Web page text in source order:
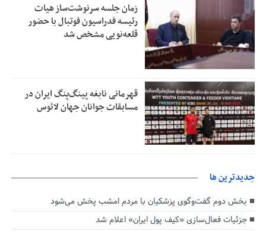
زمان جلسه سرنوشت‌ساز هیات
رئیسه فدراسیون فوتبال با حضور
قلعه‌نویی مشخص شد
قهرمانی نابغه پینگ‌پنگ ایران در
مسابقات جوانان جهان لائوس
جديدترين ها
بخش دوم گفت‌وگوی پزشکیان با مردم امشب پخش می‌شود
جزئیات فعال‌سازی «کیف پول ایران» اعلام شد